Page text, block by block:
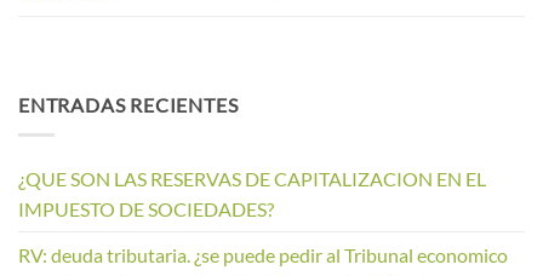
ENTRADAS RECIENTES
¿QUE SON LAS RESERVAS DE CAPITALIZACION EN EL
IMPUESTO DE SOCIEDADES?
RV: deuda tributaria. ¿se puede pedir al Tribunal economico